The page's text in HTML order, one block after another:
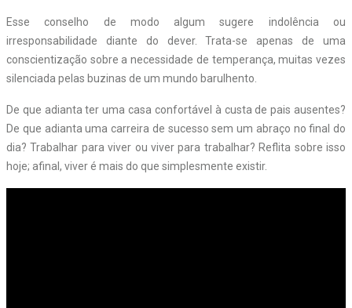
Esse conselho de modo algum sugere indolência ou
irresponsabilidade diante do dever. Trata-se apenas de uma
conscientização sobre a necessidade de temperança, muitas vezes
silenciada pelas buzinas de um mundo barulhento.
De que adianta ter uma casa confortável à custa de pais ausentes?
De que adianta uma carreira de sucesso sem um abraço no final do
dia? Trabalhar para viver ou viver para trabalhar? Reflita sobre isso
hoje; afinal, viver é mais do que simplesmente existir.